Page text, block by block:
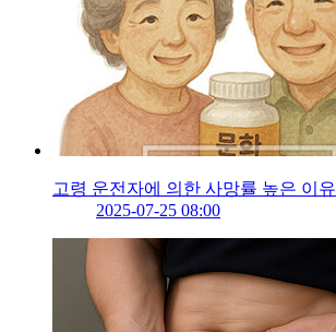
고령 운전자에 의한 사망률 높은 이유
2025-07-25 08:00